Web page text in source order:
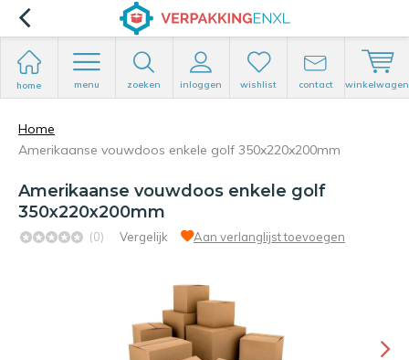
home menu zoeken inloggen wishlist contact winkelwagen
Home
Amerikaanse vouwdoos enkele golf 350x220x200mm
Amerikaanse vouwdoos enkele golf
350x220x200mm
(0) Vergelijk Aan verlanglijst toevoegen